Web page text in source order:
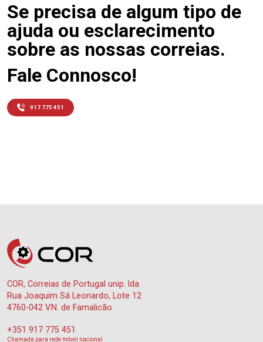
Se precisa de algum tipo de
ajuda ou esclarecimento
sobre as nossas correias.
Fale Connosco!
917 775 451
COR, Correias de Portugal unip. lda
Rua Joaquim Sá Leonardo, Lote 12
4760-042 V.N. de Famalicão
+351 917 775 451
Chamada para rede móvel nacional